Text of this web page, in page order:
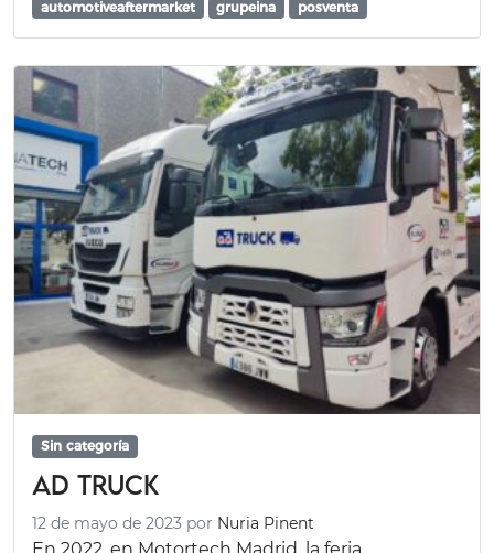
automotiveaftermarket
grupeina posventa
Sin categoría
AD Truck
12 de mayo de 2023 por Nuria Pinent